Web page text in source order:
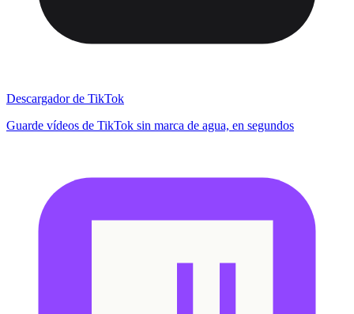
Descargador de TikTok
Guarde vídeos de TikTok sin marca de agua, en segundos